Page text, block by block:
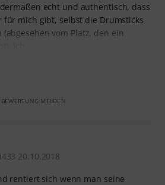
echt und authentisch, dass
für mich gibt, selbst die Drumsticks
vom Platz, den ein
BEWERTUNG MELDEN
20.10.2018
rentiert sich wenn man seine